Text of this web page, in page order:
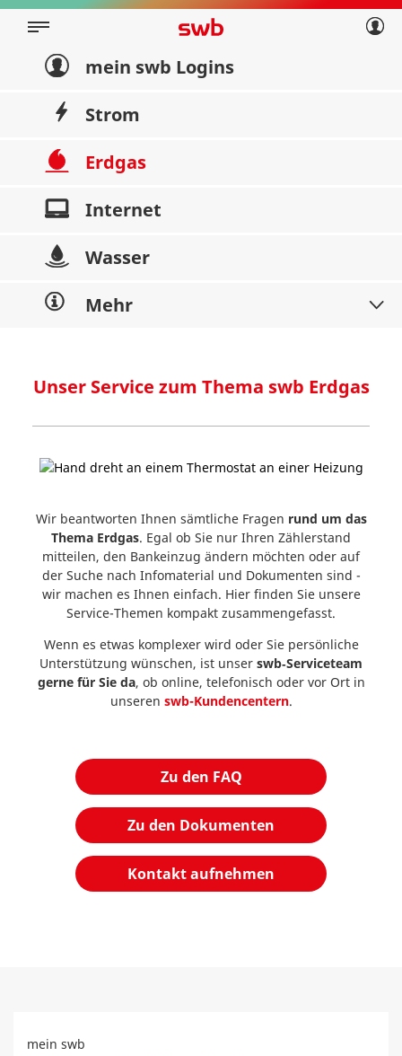
Privatkunden
Geschäftskunden
mein swb Logins
Strom
Erdgas
Internet
Wasser
Mehr
Unser Service zum Thema swb Erdgas
Wir beantworten Ihnen sämtliche Fragen rund um das
Thema Erdgas. Egal ob Sie nur Ihren Zählerstand
mitteilen, den Bankeinzug ändern möchten oder auf
der Suche nach Infomaterial und Dokumenten sind -
wir machen es Ihnen einfach. Hier finden Sie unsere
Service-Themen kompakt zusammengefasst.
Wenn es etwas komplexer wird oder Sie persönliche
Unterstützung wünschen, ist unser swb‑Serviceteam
gerne für Sie da, ob online, telefonisch oder vor Ort in
unseren swb-Kundencentern.
Zu den FAQ
Zu den Dokumenten
Kontakt aufnehmen
mein swb